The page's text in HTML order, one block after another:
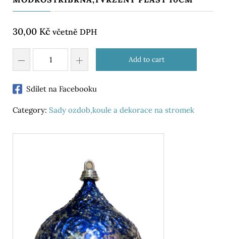
30,00 Kč včetně DPH
Add to cart
Sdílet na Facebooku
Category: Sady ozdob,koule a dekorace na stromek